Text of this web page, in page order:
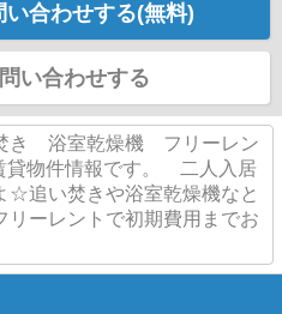
い合わせする(無料)
い合わせする
き 浴室乾燥機 フリーレン
貸物件情報です。 二人入居
☆追い焚きや浴室乾燥機なと
ーレントで初期費用までお